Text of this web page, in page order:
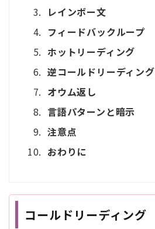
レインボー文
フィードバックループ
ホットリーディング
逆コールドリーディング
オウム返し
言語パターンと暗示
注意点
おわりに
コールドリーディング